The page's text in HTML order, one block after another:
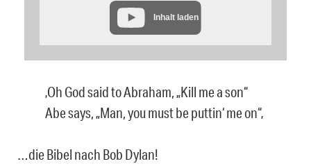
Inhalt laden
‚Oh God said to Abraham, „Kill me a son“
Abe says, „Man, you must be puttin‘ me on“‚
…die Bibel nach Bob Dylan!